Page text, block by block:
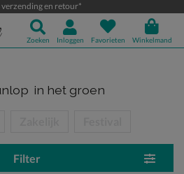
verzending en retour*
Zoeken Inloggen Favorieten Winkelmand
in het groen
Filter